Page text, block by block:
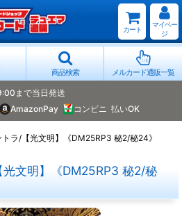
カート
マイペー
ジ
商品検索 メルカード通販一覧
まで当日発送
AmazonPay コンビニ 払いOK
ラ/【光文明】《DM25RP3 秘2/秘24》
文明】《DM25RP3 秘2/秘